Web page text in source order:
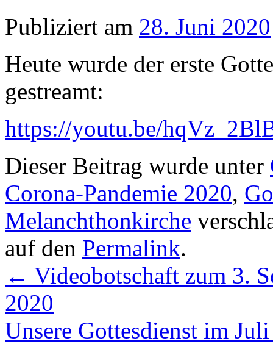
Publiziert am 28. Juni 2020
Heute wurde der erste
gestreamt:
https://youtu.be/
Dieser Beitrag wurde unter
Corona-Pandemie 2020,
Melanchthonkirche
auf den Permalink.
← Videobotschaft zum 3.
2020
Unsere Gottesdienst im